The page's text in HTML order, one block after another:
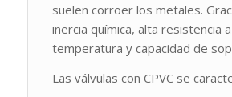
suelen corroer los metales.
inercia química, alta resistencia
temperatura y capacidad de
Las válvulas con CPVC se